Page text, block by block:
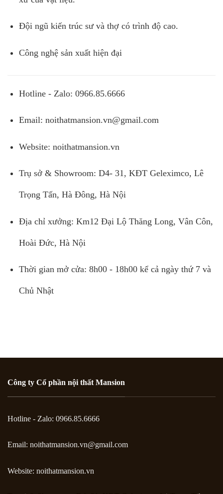
Đội ngũ kiến trúc sư và thợ có trình độ cao.
Công nghệ sản xuất hiện đại
Hotline - Zalo: 0966.85.6666
Email: noithatmansion.vn@gmail.com
Website: noithatmansion.vn
Trụ sở & Showroom: D4- 31, KĐT Geleximco, Lê
Trọng Tấn, Hà Đông, Hà Nội
Địa chỉ xưởng: Km12 Đại Lộ Thăng Long, Vân Côn,
Hoài Đức, Hà Nội
Thời gian mở cửa: 8h00 - 18h00 kể cả ngày thứ 7 và
Chủ Nhật
Công ty Cổ phần nội thất Mansion
Hotline - Zalo: 0966.85.6666
Email: noithatmansion.vn@gmail.com
Website: noithatmansion.vn